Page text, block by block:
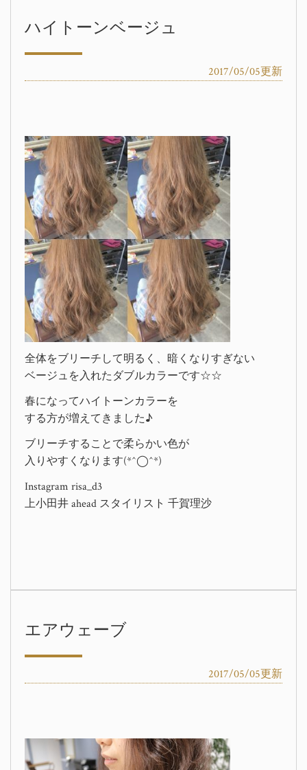
ハイトーンベージュ
2017/05/05更新
全体をブリーチして明るく、暗くなりすぎない
ベージュを入れたダブルカラーです☆☆
春になってハイトーンカラーを
する方が増えてきました♪
ブリーチすることで柔らかい色が
入りやすくなります(*^◯^*)
Instagram risa_d3
上小田井 ahead スタイリスト 千賀理沙
エアウェーブ
2017/05/05更新